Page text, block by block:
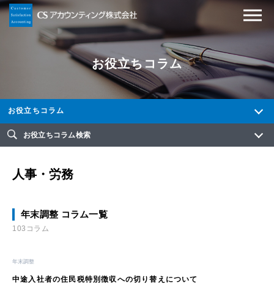
お役立ちコラム
お役立ちコラム
お役立ちコラム検索
人事・労務
年末調整 コラム一覧
103コラム
年末調整
中途入社者の住民税特別徴収への切り替えについて